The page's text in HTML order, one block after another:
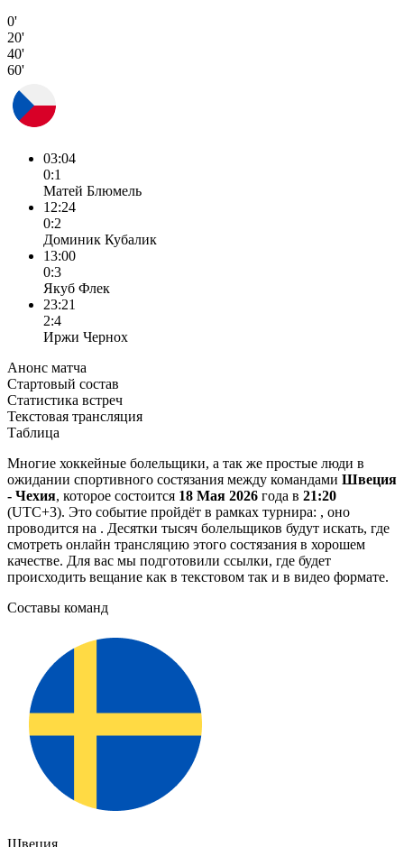
0'
20'
40'
60'
03:04
0:1
Матей Блюмель
12:24
0:2
Доминик Кубалик
13:00
0:3
Якуб Флек
23:21
2:4
Иржи Чернох
Анонс матча
Стартовый состав
Статистика встреч
Текстовая трансляция
Таблица
Многие хоккейные болельщики, а так же простые люди в
ожидании спортивного состязания между командами Швеция
- Чехия, которое состоится 18 Мая 2026 года в 21:20
(UTC+3). Это событие пройдёт в рамках турнира: , оно
проводится на . Десятки тысяч болельщиков будут искать, где
смотреть онлайн трансляцию этого состязания в хорошем
качестве. Для вас мы подготовили ссылки, где будет
происходить вещание как в текстовом так и в видео формате.
Составы команд
Швеция